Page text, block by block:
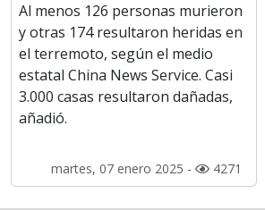
Al menos 126 personas murieron
y otras 174 resultaron heridas en
el terremoto, según el medio
estatal China News Service. Casi
3.000 casas resultaron dañadas,
añadió.
martes, 07 enero 2025 - 4271